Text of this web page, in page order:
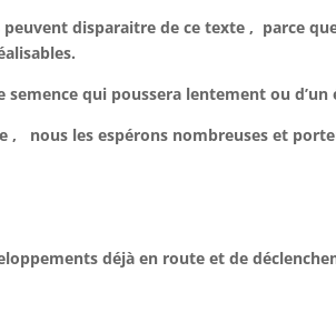
disparaitre de ce texte , parce
semence qui poussera lentement ou
, nous les espérons nombreuses et
déjà en route et de